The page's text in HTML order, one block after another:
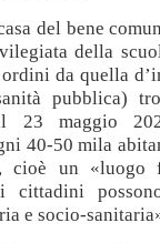
del bene
della
da quella
pubblica)
23 maggio
40-50 mila
cioè un
e socio-